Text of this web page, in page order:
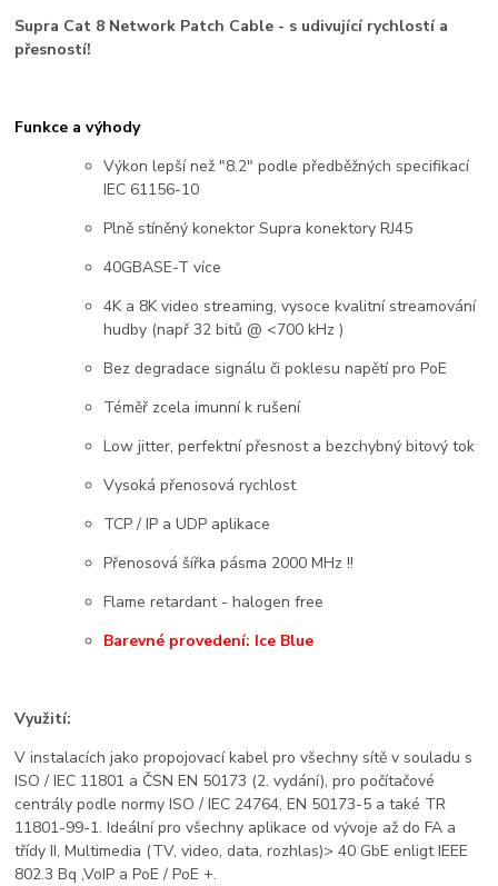
Supra Cat 8 Network Patch Cable - s udivující rychlostí a
přesností!
Funkce a výhody
Výkon lepší než "8.2" podle předběžných specifikací
IEC 61156-10
Plně stíněný konektor Supra konektory RJ45
40GBASE-T více
4K a 8K video streaming, vysoce kvalitní streamování
hudby (např 32 bitů @ <700 kHz )
Bez degradace signálu či poklesu napětí pro PoE
Téměř zcela imunní k rušení
Low jitter, perfektní přesnost a bezchybný bitový tok
Vysoká přenosová rychlost
TCP/ IP a UDP aplikace
Přenosová šířka pásma 2000 MHz !!
Flame retardant - halogen free
Barevné provedení: Ice Blue
Využití:
V instalacích jako propojovací kabel pro všechny sítě v souladu s
ISO / IEC 11801 a ČSN EN 50173 (2. vydání), pro počítačové
centrály podle normy ISO / IEC 24764, EN 50173-5 a také TR
11801-99-1. Ideální pro všechny aplikace od vývoje až do FA a
třídy II, Multimedia (TV, video, data, rozhlas)> 40 GbE enligt IEEE
802.3 Bq ,VoIP a PoE / PoE +.